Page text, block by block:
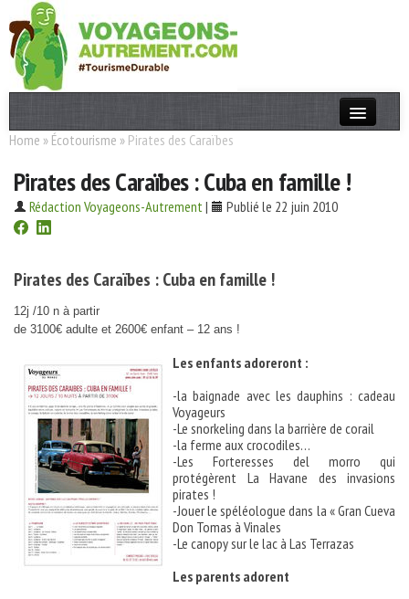
Actualités
T. Responsable
Destinations
Thèmes
Home » Écotourisme » Pirates des Caraïbes
Pirates des Caraïbes : Cuba en famille !
Rédaction Voyageons-Autrement| Publié le 22 juin 2010
Pirates des Caraïbes : Cuba en famille !
12j /10 n à partir
de 3100€ adulte et 2600€ enfant – 12 ans !
Les enfants adoreront :
-la baignade avec les dauphins : cadeau
Voyageurs
-Le snorkeling dans la barrière de corail
-la ferme aux crocodiles…
-Les Forteresses del morro qui
protégèrent La Havane des invasions
pirates !
-Jouer le spéléologue dans la « Gran Cueva
Don Tomas à Vinales
-Le canopy sur le lac à Las Terrazas
Les parents adorent